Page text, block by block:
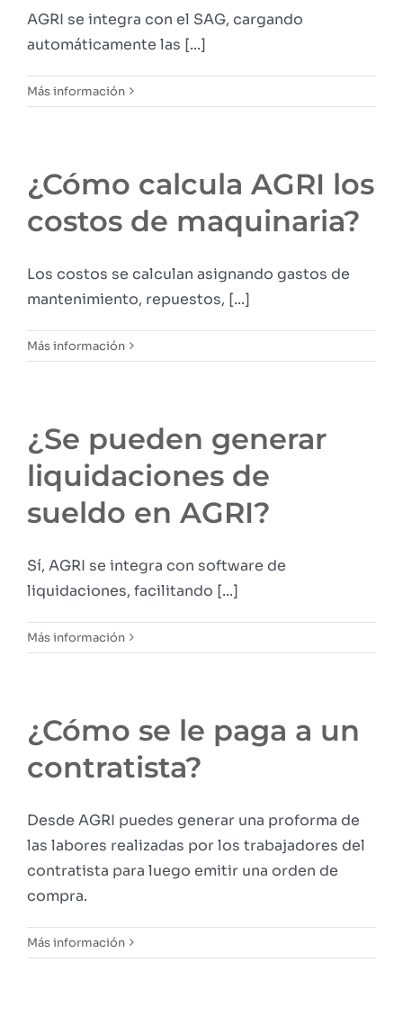
AGRI se integra con el SAG, cargando
automáticamente las [...]
Más información
¿Cómo calcula AGRI los
costos de maquinaria?
Los costos se calculan asignando gastos de
mantenimiento, repuestos, [...]
Más información
¿Se pueden generar
liquidaciones de
sueldo en AGRI?
Sí, AGRI se integra con software de
liquidaciones, facilitando [...]
Más información
¿Cómo se le paga a un
contratista?
Desde AGRI puedes generar una proforma de
las labores realizadas por los trabajadores del
contratista para luego emitir una orden de
compra.
Más información